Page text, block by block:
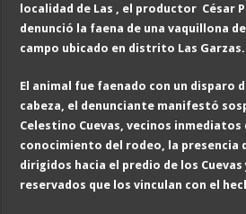
localidad de Las , el productor César
denunció la faena de una vaquillona
campo ubicado en distrito Las Garzas.
El animal fue faenado con un disparo
cabeza, el denunciante manifestó
Celestino Cuevas, vecinos inmediatos
conocimiento del rodeo, la presencia
dirigidos hacia el predio de los
reservados que los vinculan con el